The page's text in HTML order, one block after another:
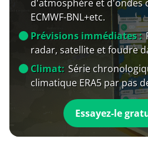
d'atmosphère et d'ondes
ECMWF-BNL+etc.
Prévisions immédiates :
radar, satellite et foudre
Climat: Série
climatique ERA5 par pas
Essayez-le